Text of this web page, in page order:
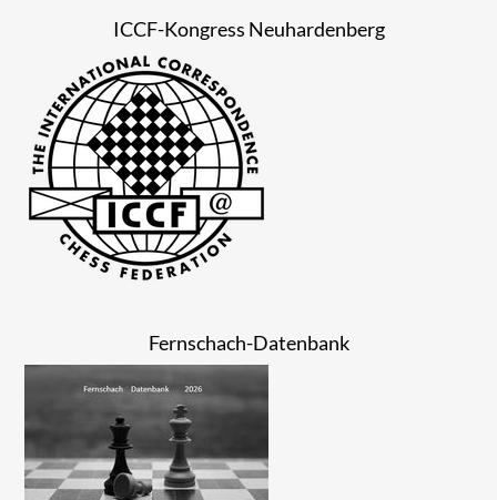
ICCF-Kongress Neuhardenberg
Fernschach-Datenbank